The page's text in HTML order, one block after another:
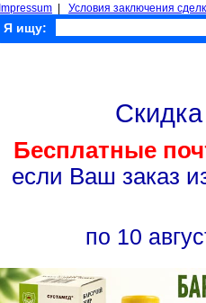
Impressum Условия заключения
Я ищу:
Бесплатные
если Ваш заказ
по 10